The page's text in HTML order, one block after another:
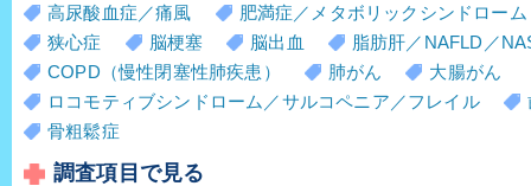
高尿酸血症／痛風
肥満症／メタボリックシンドローム
狭心症
脳梗塞 脳出血
脂肪肝／NAFLD／
COPD（慢性閉塞性肺疾患）
肺がん
大腸がん
ロコモティブシンドローム／サルコペニア／フレイル
骨粗鬆症
調査項目で見る